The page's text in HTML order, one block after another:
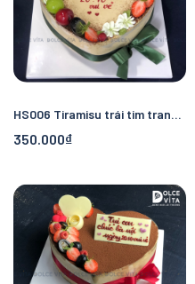
HS006 Tiramisu trái tim trang trí hoa kem
350.000₫